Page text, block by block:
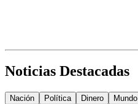
Noticias Destacadas
Nación Política Dinero Mundo